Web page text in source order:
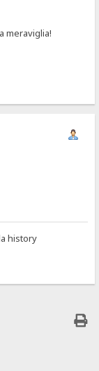
meraviglia!
history